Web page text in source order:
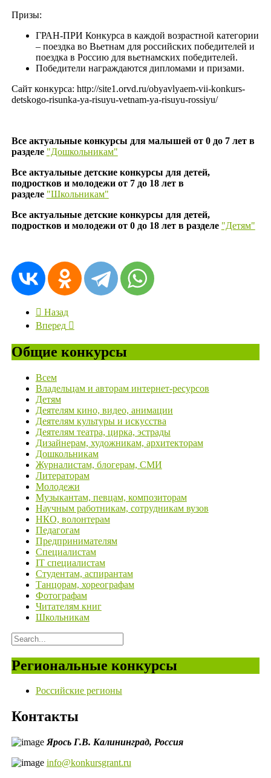
Призы:
ГРАН-ПРИ Конкурса в каждой возрастной категории
– поездка во Вьетнам для российских победителей и
поездка в Россию для вьетнамских победителей.
Победители награждаются дипломами и призами.
Сайт конкурса: http://site1.orvd.ru/obyavlyaem-vii-konkurs-
detskogo-risunka-ya-risuyu-vetnam-ya-risuyu-rossiyu/
Все актуальные конкурсы для малышей от 0 до 7 лет в
разделе "Дошкольникам"
Все актуальные детские конкурсы для детей,
подростков и молодежи от 7 до 18 лет в
разделе "Школьникам"
Все актуальные детские конкурсы для детей,
подростков и молодежи от 0 до 18 лет в разделе "Детям"
Назад
Вперед
Общие конкурсы
Всем
Владельцам и авторам интернет-ресурсов
Детям
Деятелям кино, видео, анимации
Деятелям культуры и искусства
Деятелям театра, цирка, эстрады
Дизайнерам, художникам, архитекторам
Дошкольникам
Журналистам, блогерам, СМИ
Литераторам
Молодежи
Музыкантам, певцам, композиторам
Научным работникам, сотрудникам вузов
НКО, волонтерам
Педагогам
Предпринимателям
Специалистам
IT специалистам
Студентам, аспирантам
Танцорам, хореографам
Фотографам
Читателям книг
Школьникам
Региональные конкурсы
Российские регионы
Контакты
Ярось Г.В. Калининград, Россия
info@konkursgrant.ru